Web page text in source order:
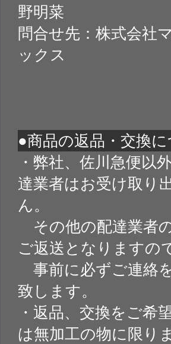
野明菜
問合せ先：株式会社
ックス
●商品の返品・交換
・弊社、佐川急便以
達業者はお受け取り
ん。
その他の配達業者
ご返送となりますの
事前に必ずご連絡
致します。
・返品、交換をご希
は無加工の物に限り